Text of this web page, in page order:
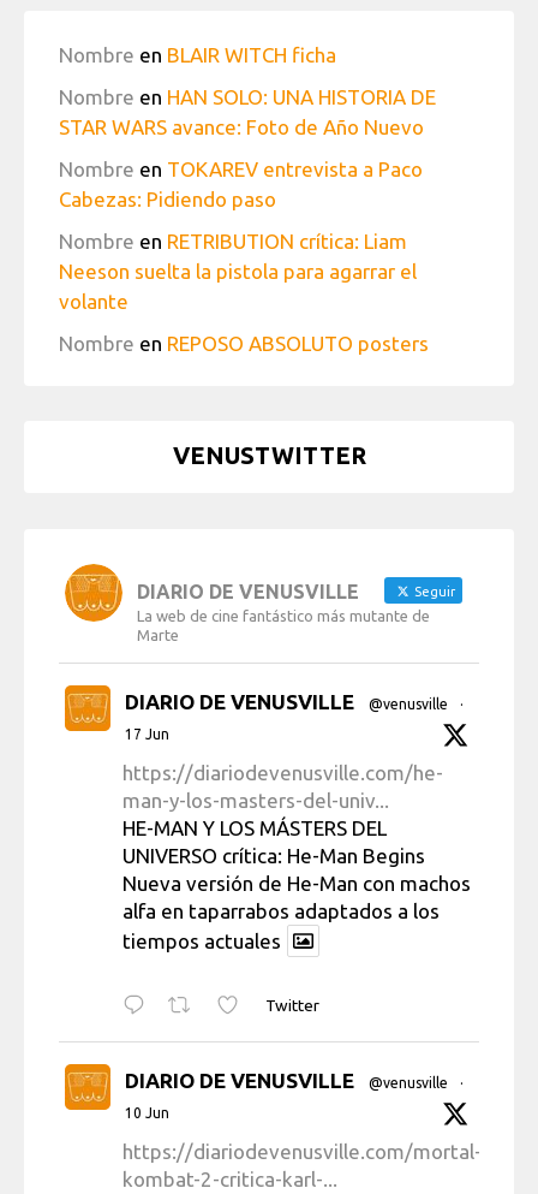
Nombre en BLAIR WITCH ficha
Nombre en HAN SOLO: UNA HISTORIA DE
STAR WARS avance: Foto de Año Nuevo
Nombre en TOKAREV entrevista a Paco
Cabezas: Pidiendo paso
Nombre en RETRIBUTION crítica: Liam
Neeson suelta la pistola para agarrar el
volante
Nombre en REPOSO ABSOLUTO posters
VENUSTWITTER
DIARIO DE VENUSVILLE Seguir
La web de cine fantástico más mutante de
Marte
DIARIO DE VENUSVILLE @venusville
·
17 Jun
https://diariodevenusville.com/he-
man-y-los-masters-del-univ...
HE-MAN Y LOS MÁSTERS DEL
UNIVERSO crítica: He-Man Begins
Nueva versión de He-Man con machos
alfa en taparrabos adaptados a los
tiempos actuales
Twitter
DIARIO DE VENUSVILLE @venusville
·
10 Jun
https://diariodevenusville.com/mortal-
kombat-2-critica-karl-...